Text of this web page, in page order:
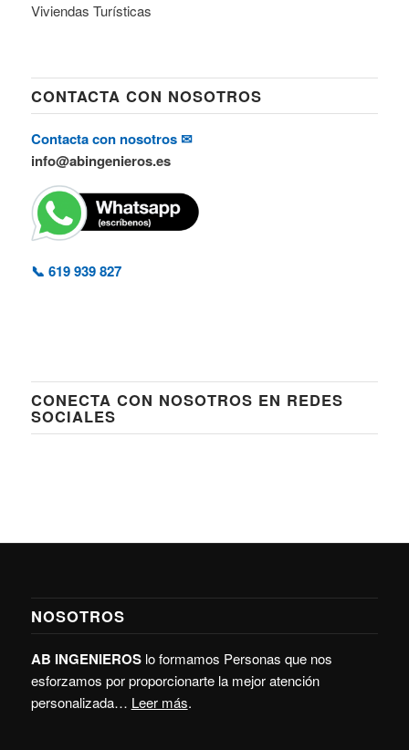
Viviendas Turísticas
CONTACTA CON NOSOTROS
Contacta con nosotros ✉
info@abingenieros.es
📞 619 939 827
CONECTA CON NOSOTROS EN REDES
SOCIALES
NOSOTROS
AB INGENIEROSlo formamos Personas que nos
esforzamos por proporcionarte la mejor atención
personalizada… Leer más.